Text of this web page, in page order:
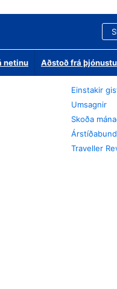
netinu Aðstoð frá
Einstakir
Umsagnir
Skoða
Traveller